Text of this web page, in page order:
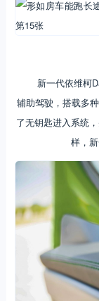
新一代依维柯
辅助驾驶，搭载多
了无钥匙进入系统
样，